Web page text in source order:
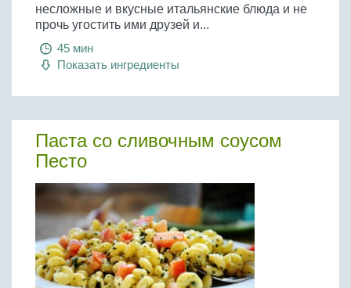
несложные и вкусные итальянские блюда и не
прочь угостить ими друзей и...
45 мин
Показать ингредиенты
Паста со сливочным соусом
Песто